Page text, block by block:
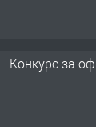
Конкурс за